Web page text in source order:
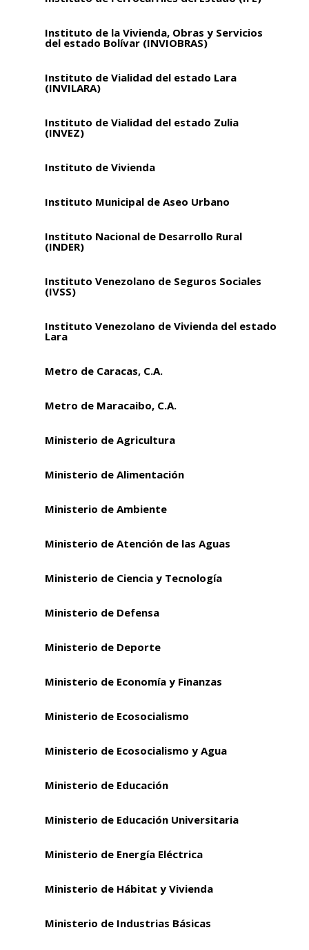
Instituto de la Vivienda, Obras y Servicios
del estado Bolívar (INVIOBRAS)
Instituto de Vialidad del estado Lara
(INVILARA)
Instituto de Vialidad del estado Zulia
(INVEZ)
Instituto de Vivienda
Instituto Municipal de Aseo Urbano
Instituto Nacional de Desarrollo Rural
(INDER)
Instituto Venezolano de Seguros Sociales
(IVSS)
Instituto Venezolano de Vivienda del estado
Lara
Metro de Caracas, C.A.
Metro de Maracaibo, C.A.
Ministerio de Agricultura
Ministerio de Alimentación
Ministerio de Ambiente
Ministerio de Atención de las Aguas
Ministerio de Ciencia y Tecnología
Ministerio de Defensa
Ministerio de Deporte
Ministerio de Economía y Finanzas
Ministerio de Ecosocialismo
Ministerio de Ecosocialismo y Agua
Ministerio de Educación
Ministerio de Educación Universitaria
Ministerio de Energía Eléctrica
Ministerio de Hábitat y Vivienda
Ministerio de Industrias Básicas